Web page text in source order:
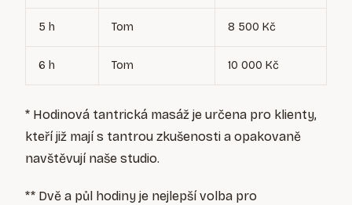
5 h Tom 8 500 Kč
6 h Tom 10 000 Kč
* Hodinová tantrická masáž je určena pro klienty,
kteří již mají s tantrou zkušenosti a opakovaně
navštěvují naše studio.
** Dvě a půl hodiny je nejlepší volba pro